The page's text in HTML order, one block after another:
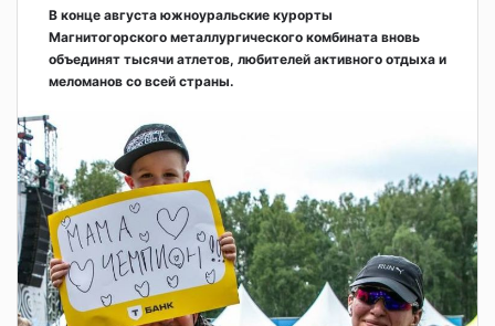
В конце августа южноуральские курорты
Магнитогорского металлургического комбината вновь
объединят тысячи атлетов, любителей активного отдыха и
меломанов со всей страны.